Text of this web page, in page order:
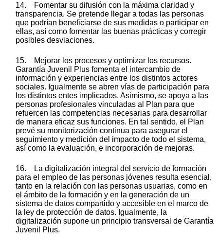
14. Fomentar su difusión con la máxima claridad y
transparencia. Se pretende llegar a todas las personas
que podrían beneficiarse de sus medidas o participar en
ellas, así como fomentar las buenas prácticas y corregir
posibles desviaciones.
15. Mejorar los procesos y optimizar los recursos.
Garantía Juvenil Plus fomenta el intercambio de
información y experiencias entre los distintos actores
sociales. Igualmente se abren vías de participación para
los distintos entes implicados. Asimismo, se apoya a las
personas profesionales vinculadas al Plan para que
refuercen las competencias necesarias para desarrollar
de manera eficaz sus funciones. En tal sentido, el Plan
prevé su monitorización continua para asegurar el
seguimiento y medición del impacto de todo el sistema,
así como la evaluación, e incorporación de mejoras.
16. La digitalización integral del servicio de formación
para el empleo de las personas jóvenes resulta esencial,
tanto en la relación con las personas usuarias, como en
el ámbito de la formación y en la generación de un
sistema de datos compartido y accesible en el marco de
la ley de protección de datos. Igualmente, la
digitalización supone un principio transversal de Garantía
Juvenil Plus.